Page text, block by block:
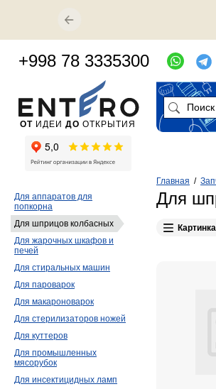
Главная /
Для
Для аппаратов для
попкорна
Для шприцов колбасных
Для жарочных шкафов и
печей
Для стиральных машин
Для пароварок
Для макароноварок
Для стерилизаторов ножей
Для куттеров
Для промышленных
мясорубок
Для инсектицидных ламп
ОТ ИДЕИ ДО ОТКРЫТИЯ
+998 78 3335300